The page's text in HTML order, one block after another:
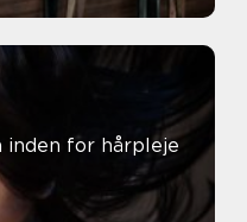
inden for hårpleje